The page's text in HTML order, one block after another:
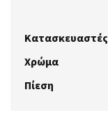
Κατασκευαστές
Χρώμα
Πίεση